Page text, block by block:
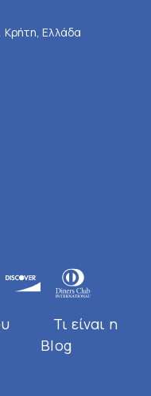
Κρήτη, Ελλάδα
Τι είναι η
Blog